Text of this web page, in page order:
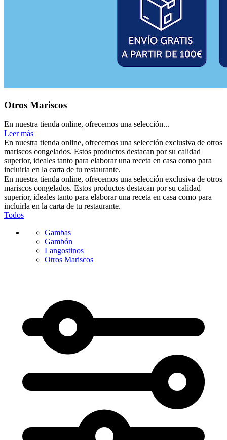
Otros Mariscos
En nuestra tienda online, ofrecemos una selección...
Leer más
En nuestra tienda online, ofrecemos una selección exclusiva de otros
mariscos congelados. Estos productos destacan por su calidad
superior, ideales tanto para elaborar una receta en casa como para
incluirla en la carta de tu restaurante.
En nuestra tienda online, ofrecemos una selección exclusiva de otros
mariscos congelados. Estos productos destacan por su calidad
superior, ideales tanto para elaborar una receta en casa como para
incluirla en la carta de tu restaurante.
Todos
Gambas
Gambón
Langostinos
Otros Mariscos